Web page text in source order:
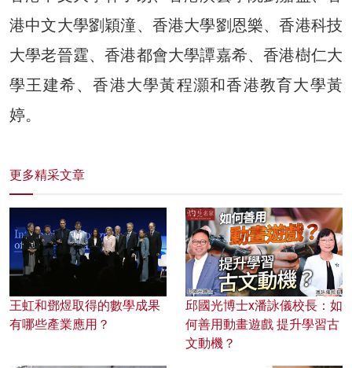
港中文大學劉穎潼、香港大學劉恩樂、香港科技
大學老晉霆、香港都會大學譚嘉希、香港樹仁大
學王建希、香港大學黃程灝和香港教育大學黃
婷。
更多精采文章
王虹和鄧煜取得的數學成果
有哪些產業應用？
邱國光博士x潘詠儀校長：如
何善用動畫遊戲 提升學習古
文動機？